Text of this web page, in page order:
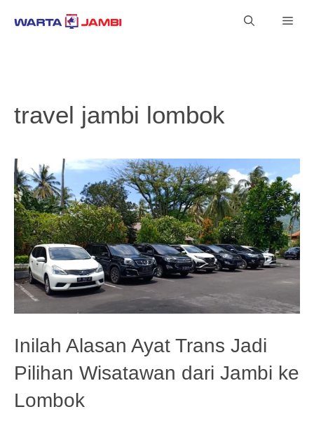
travel jambi lombok
Inilah Alasan Ayat Trans Jadi
Pilihan Wisatawan dari Jambi ke
Lombok